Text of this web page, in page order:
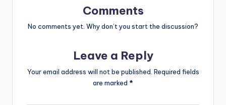
Comments
No comments yet. Why don’t you start the discussion?
Leave a Reply
Your email address will not be published. Required fields
are marked *